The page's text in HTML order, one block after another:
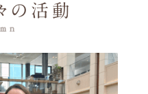
の活動